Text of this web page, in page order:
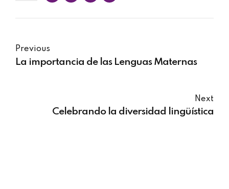
Previous
La importancia de las Lenguas Maternas
Next
Celebrando la diversidad lingüística